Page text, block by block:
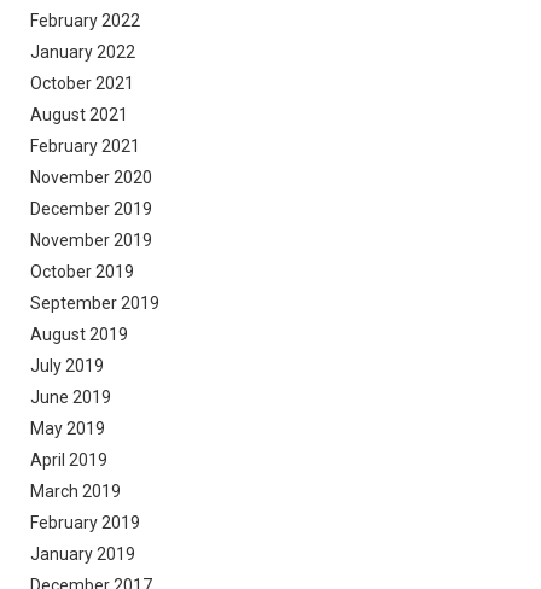
February 2022
January 2022
October 2021
August 2021
February 2021
November 2020
December 2019
November 2019
October 2019
September 2019
August 2019
July 2019
June 2019
May 2019
April 2019
March 2019
February 2019
January 2019
December 2017